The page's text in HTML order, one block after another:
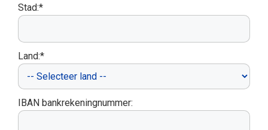
Stad:*
Land:*
IBAN bankrekeningnummer: